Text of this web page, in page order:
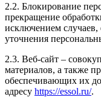
2.2. Блокирование
прекращение
исключением случаев,
уточнения
2.3. Веб-сайт –
материалов, а также
обеспечивающих их
адресу https://essol.ru/.